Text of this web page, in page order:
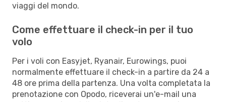
viaggi del mondo.
Come effettuare il check-in per il tuo
volo
Per i voli con Easyjet, Ryanair, Eurowings, puoi
normalmente effettuare il check-in a partire da 24 a
48 ore prima della partenza. Una volta completata la
prenotazione con Opodo, riceverai un'e-mail una